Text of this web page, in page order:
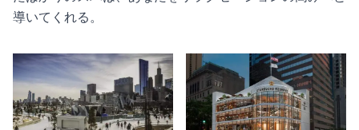
導いてくれる。